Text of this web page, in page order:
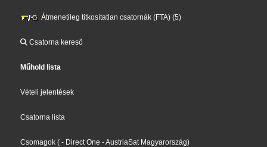
Átmenetileg titkosítatlan csatornák (FTA) (5)
Csatorna kereső
Műhold lista
Vételi jelentések
Csatorna lista
Csomagok (- Direct One - AustriaSat Magyarország)